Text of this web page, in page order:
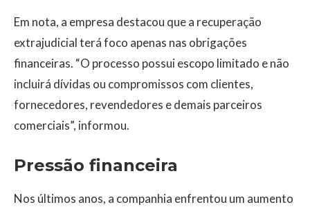
Em nota, a empresa destacou que a recuperação
extrajudicial terá foco apenas nas obrigações
financeiras. “O processo possui escopo limitado e não
incluirá dívidas ou compromissos com clientes,
fornecedores, revendedores e demais parceiros
comerciais”, informou.
Pressão financeira
Nos últimos anos, a companhia enfrentou um aumento